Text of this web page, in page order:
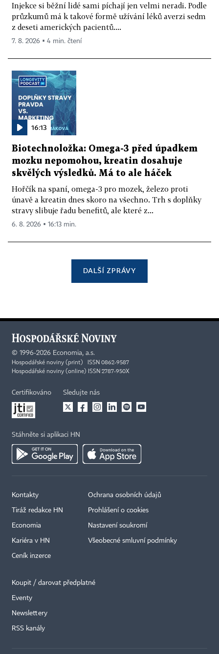
Injekce si běžní lidé sami píchají jen velmi neradi. Podle
průzkumů má k takové formě užívání léků averzi sedm
z deseti amerických pacientů....
7. 8. 2026 ▪ 4 min. čtení
16:13
Biotechnoložka: Omega-3 před úpadkem
mozku nepomohou, kreatin dosahuje
skvělých výsledků. Má to ale háček
Hořčík na spaní, omega-3 pro mozek, železo proti
únavě a kreatin dnes skoro na všechno. Trh s doplňky
stravy slibuje řadu benefitů, ale které z...
6. 8. 2026 ▪ 16:13 min.
DALŠÍ ZPRÁVY
© 1996-2026 Economia, a.s.
Hospodářské noviny (print) ISSN 0862-9587
Hospodářské noviny (online) ISSN 2787-950X
Certifikováno Sledujte nás
Stáhněte si aplikaci HN
Kontakty
Tiráž redakce HN
Economia
Kariéra v HN
Ceník inzerce
Ochrana osobních údajů
Prohlášení o cookies
Nastavení soukromí
Všeobecné smluvní podmínky
Koupit / darovat předplatné
Eventy
Newslettery
RSS kanály